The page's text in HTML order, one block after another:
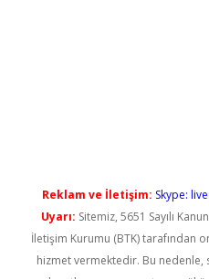
Reklam ve İletişim: Skype:
Uyarı: Sitemiz, 5651 Sayılı
İletişim Kurumu (BTK) tarafından
hizmet vermektedir. Bu